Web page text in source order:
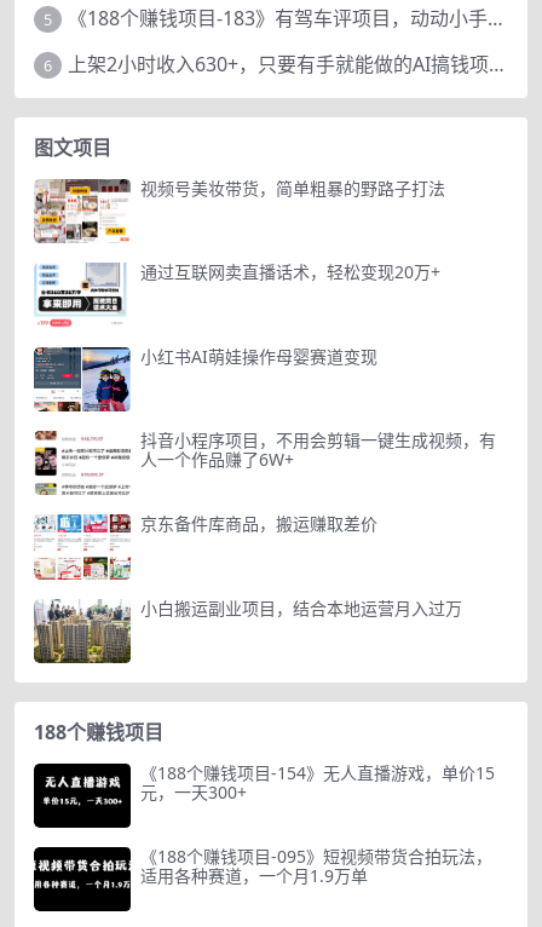
5 《188个赚钱项目-183》有驾车评项目，动动小手，复制粘贴赚44元！
6 上架2小时收入630+，只要有手就能做的AI搞钱项目，奶奶看完都能学会!
图文项目
视频号美妆带货，简单粗暴的野路子打法
通过互联网卖直播话术，轻松变现20万+
小红书AI萌娃操作母婴赛道变现
抖音小程序项目，不用会剪辑一键生成视频，有
人一个作品赚了6W+
京东备件库商品，搬运赚取差价
小白搬运副业项目，结合本地运营月入过万
188个赚钱项目
《188个赚钱项目-154》无人直播游戏，单价15
元，一天300+
《188个赚钱项目-095》短视频带货合拍玩法，
适用各种赛道，一个月1.9万单